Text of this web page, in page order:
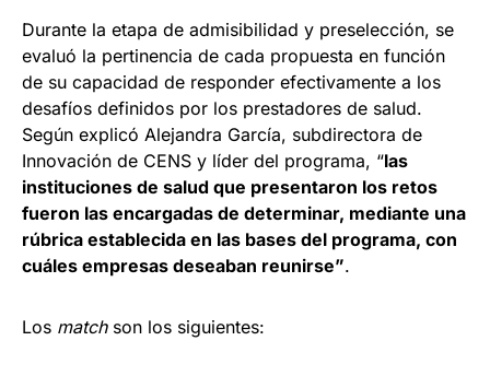
Durante la etapa de admisibilidad y preselección, se
evaluó la pertinencia de cada propuesta en función
de su capacidad de responder efectivamente a los
desafíos definidos por los prestadores de salud.
Según explicó Alejandra García, subdirectora de
Innovación de CENS y líder del programa, “las
instituciones de salud que presentaron los retos
fueron las encargadas de determinar, mediante una
rúbrica establecida en las bases del programa, con
cuáles empresas deseaban reunirse”.
Los matchson los siguientes: